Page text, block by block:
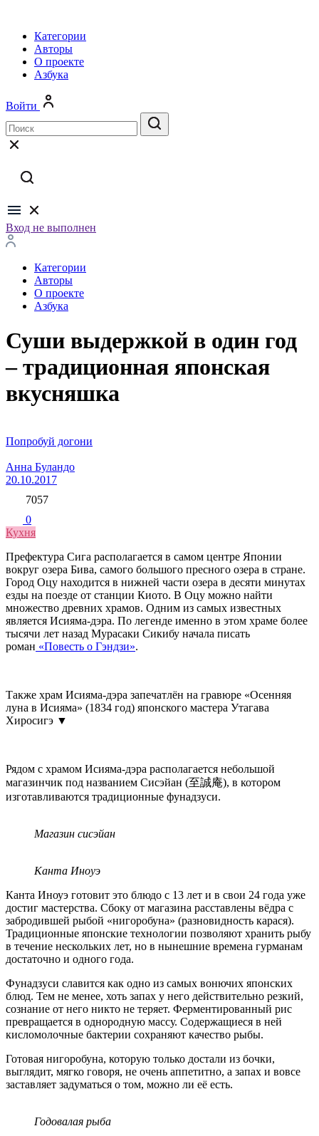
Категории
Авторы
О проекте
Азбука
Войти
Вход не выполнен
Категории
Авторы
О проекте
Азбука
Суши выдержкой в один год
– традиционная японская
вкусняшка
Попробуй догони
Анна Буландо
20.10.2017
7057
0
Кухня
Префектура Сига располагается в самом центре Японии
вокруг озера Бива, самого большого пресного озера в стране.
Город Оцу находится в нижней части озера в десяти минутах
езды на поезде от станции Киото. В Оцу можно найти
множество древних храмов. Одним из самых известных
является Исияма-дэра. По легенде именно в этом храме более
тысячи лет назад Мурасаки Сикибу начала писать
роман «Повесть о Гэндзи».
Также храм Исияма-дэра запечатлён на гравюре «Осенняя
луна в Исияма» (1834 год) японского мастера Утагава
Хиросигэ ▼
Рядом с храмом Исияма-дэра располагается небольшой
магазинчик под названием Сисэйан (至誠庵), в котором
изготавливаются традиционные фунадзуси.
Магазин сисэйан
Канта Иноуэ
Канта Иноуэ готовит это блюдо с 13 лет и в свои 24 года уже
достиг мастерства. Сбоку от магазина расставлены вёдра с
забродившей рыбой «нигоробуна» (разновидность карася).
Традиционные японские технологии позволяют хранить рыбу
в течение нескольких лет, но в нынешние времена гурманам
достаточно и одного года.
Фунадзуси славится как одно из самых вонючих японских
блюд. Тем не менее, хоть запах у него действительно резкий,
сознание от него никто не теряет. Ферментированный рис
превращается в однородную массу. Содержащиеся в ней
кисломолочные бактерии сохраняют качество рыбы.
Готовая нигоробуна, которую только достали из бочки,
выглядит, мягко говоря, не очень аппетитно, а запах и вовсе
заставляет задуматься о том, можно ли её есть.
Годовалая рыба